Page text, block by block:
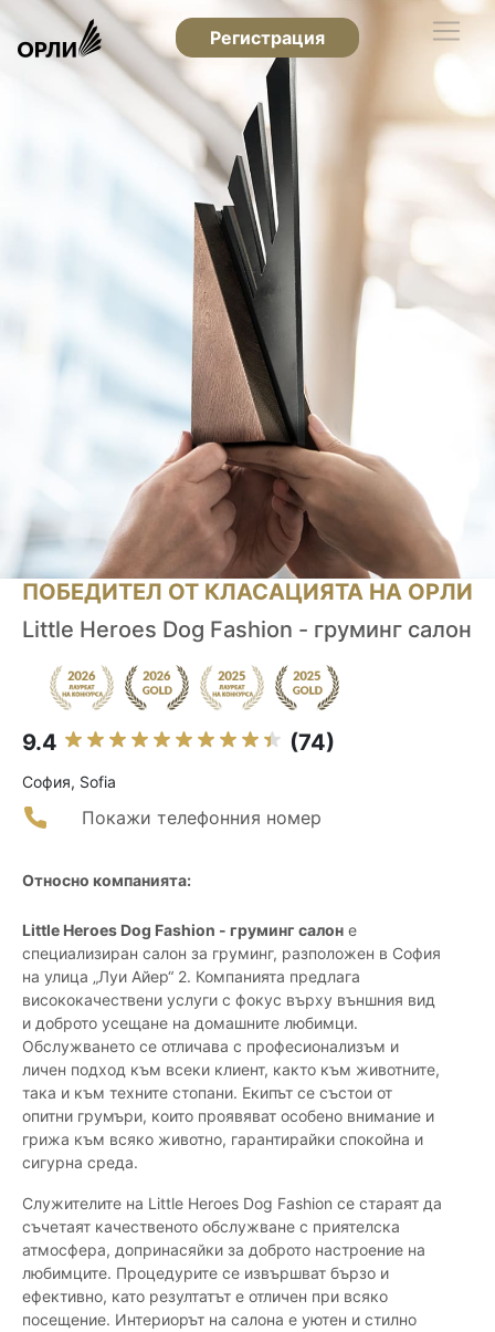
Регистрация
ПОБЕДИТЕЛ ОТ КЛАСАЦИЯТА НА ОРЛИ
Little Heroes Dog Fashion - груминг салон
9.4 (74)
София, Sofia
Покажи телефонния номер
Относно компанията:
Little Heroes Dog Fashion - груминг салон е
специализиран салон за груминг, разположен в София
на улица „Луи Айер“ 2. Компанията предлага
висококачествени услуги с фокус върху външния вид
и доброто усещане на домашните любимци.
Обслужването се отличава с професионализъм и
личен подход към всеки клиент, както към животните,
така и към техните стопани. Екипът се състои от
опитни грумъри, които проявяват особено внимание и
грижа към всяко животно, гарантирайки спокойна и
сигурна среда.
Служителите на Little Heroes Dog Fashion се стараят да
съчетаят качественото обслужване с приятелска
атмосфера, допринасяйки за доброто настроение на
любимците. Процедурите се извършват бързо и
ефективно, като резултатът е отличен при всяко
посещение. Интериорът на салона е уютен и стилно